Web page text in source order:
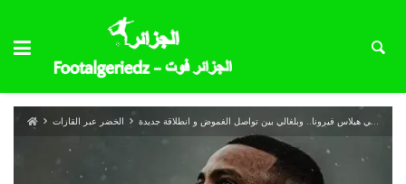
الخضر عبر القارات إقالة زانيتي تفتح صفحة جديدة في هيلاس فيرونا.. وبلغالي بين تواصل الغموض و انطلاقة جديدة